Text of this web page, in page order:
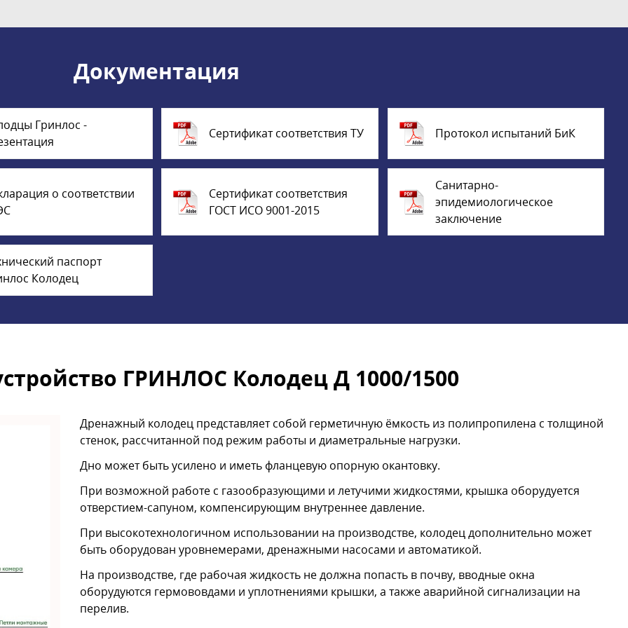
Документация
Гринлос -
Сертификат соответствия ТУ Протокол испытаний БиК
о соответствии
Сертификат соответствия
ГОСТ ИСО 9001-2015
Санитарно-
эпидемиологическое
заключение
паспорт
Колодец
ГРИНЛОС Колодец Д 1000/1500
Дренажный колодец представляет собой герметичную ёмкость из полипропилена с толщиной
стенок, рассчитанной под режим работы и диаметральные нагрузки.
Дно может быть усилено и иметь фланцевую опорную окантовку.
При возможной работе с газообразующими и летучими жидкостями, крышка оборудуется
отверстием-сапуном, компенсирующим внутреннее давление.
При высокотехнологичном использовании на производстве, колодец дополнительно может
быть оборудован уровнемерами, дренажными насосами и автоматикой.
На производстве, где рабочая жидкость не должна попасть в почву, вводные окна
оборудуются гермововдами и уплотнениями крышки, а также аварийной сигнализации на
перелив.